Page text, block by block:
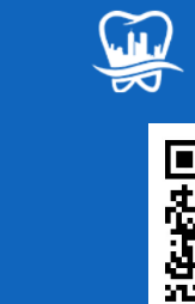
常見問題
牙列不齊
牙齦出血